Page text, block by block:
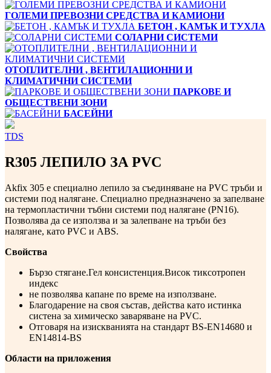
ГОЛЕМИ ПРЕВОЗНИ СРЕДСТВА И КАМИОНИ
БЕТОН , КАМЪК И ТУХЛА
СОЛАРНИ СИСТЕМИ
ОТОПЛИТЕЛНИ , ВЕНТИЛАЦИОННИ И
КЛИМАТИЧНИ СИСТЕМИ
ПАРКОВЕ И
ОБЩЕСТВЕНИ ЗОНИ
БАСЕЙНИ
TDS
R305 ЛЕПИЛО ЗА PVC
Akfix 305 е специално лепило за съединяване на PVC тръби и
системи под налягане. Специално предназначено за запелване
на термопластични тъбни системи под налягане (PN16).
Позволява да се използва и за залепване на тръби без
налягане, като PVC и ABS.
Свойства
Бързо стягане.Гел консистенция.Висок тиксотропен
индекс
не позволява капане по време на използване.
Благодарение на своя състав, действа като истинка
систена за химическо заваряване на PVC.
Отговаря на изискванията на стандарт BS-EN14680 и
EN14814-BS
Области на приложения